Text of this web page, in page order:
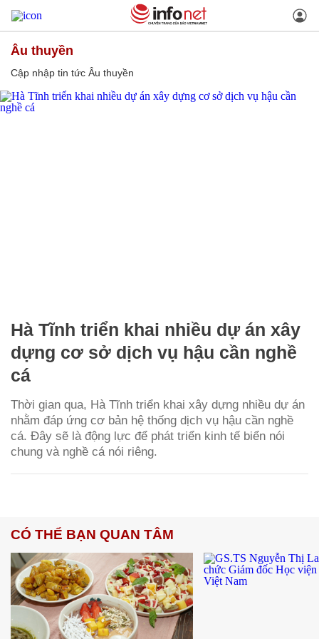
Âu thuyền
Cập nhập tin tức Âu thuyền
Hà Tĩnh triển khai nhiều dự án xây
dựng cơ sở dịch vụ hậu cần nghề
cá
Thời gian qua, Hà Tĩnh triển khai xây dựng nhiều dự án
nhằm đáp ứng cơ bản hệ thống dịch vụ hậu cần nghề
cá. Đây sẽ là động lực để phát triển kinh tế biển nói
chung và nghề cá nói riêng.
CÓ THỂ BẠN QUAN TÂM